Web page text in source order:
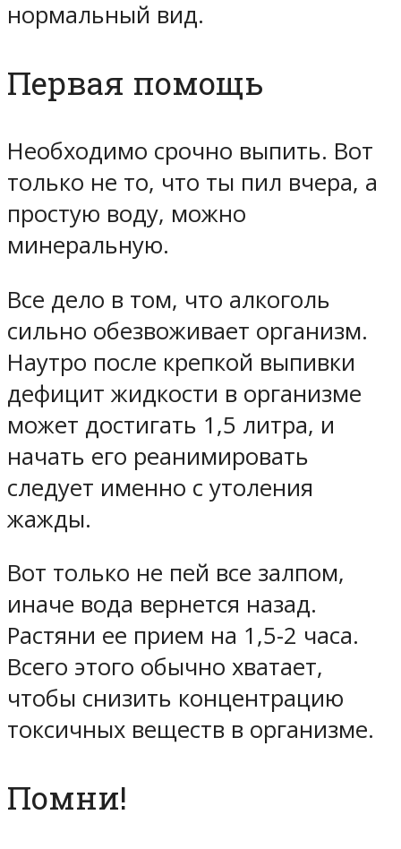
нормальный вид.
Первая помощь
Необходимо срочно выпить. Вот
только не то, что ты пил вчера, а
простую воду, можно
минеральную.
Все дело в том, что алкоголь
сильно обезвоживает организм.
Наутро после крепкой выпивки
дефицит жидкости в организме
может достигать 1,5 литра, и
начать его реанимировать
следует именно с утоления
жажды.
Вот только не пей все залпом,
иначе вода вернется назад.
Растяни ее прием на 1,5-2 часа.
Всего этого обычно хватает,
чтобы снизить концентрацию
токсичных веществ в организме.
Помни!